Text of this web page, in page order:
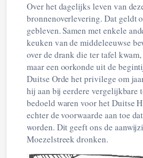
Over het dagelijks leven van
bronnenoverlevering. Dat geldt
gebleven. Samen met enkele
keuken van de middeleeuwse
over de drank die ter tafel
maar een oorkonde uit de
Duitse Orde het privilege om
hij aan bij eerdere
bedoeld waren voor het Duitse
echter de voorwaarde aan toe
worden. Dit geeft ons de
Moezelstreek dronken.